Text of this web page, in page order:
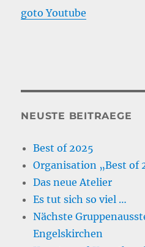
goto Youtube
NEUSTE BEITRAEGE
Best of 2025
Organisation „Best of
Das neue Atelier
Es tut sich so viel …
Nächste
Engelskirchen